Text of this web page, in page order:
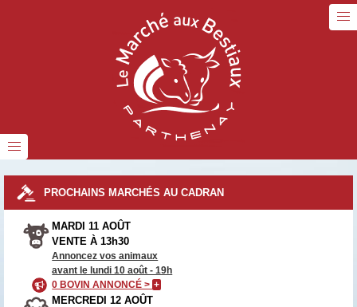
PROCHAINS MARCHÉS AU CADRAN
MARDI 11 AOÛT
VENTE À 13h30
Annoncez vos animaux
avant le lundi 10 août - 19h
0 BOVIN ANNONCÉ >+
MERCREDI 12 AOÛT